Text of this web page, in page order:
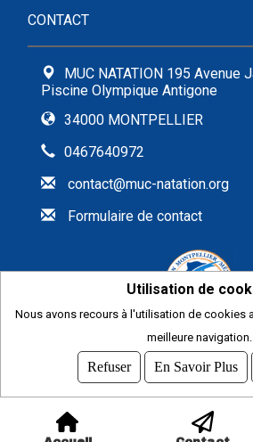
CONTACT
MUC NATATION 195 Avenue
Piscine Olympique Antigone
34000 MONTPELLIER
0467640972
contact@muc-natation.org
Formulaire de contact
2026
© COMITI -CGVU
OPTIMISÉ POUR CHROME ET
Utilisation de
Nous avons recours à l'utilisation de cookies
meilleure navigation.
Refuser En Savoir Plus